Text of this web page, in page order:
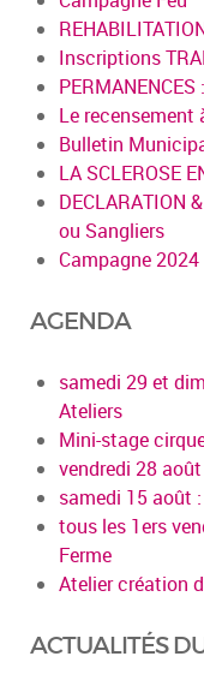
Inscriptions
Le recensement
Bulletin
LA SCLEROSE
DECLARATION
ou Sangliers
Campagne
AGENDA
samedi 29 et
Ateliers
Mini-stage
vendredi 28
samedi 15 août
tous les 1ers
Ferme
Atelier création
ACTUALITÉS